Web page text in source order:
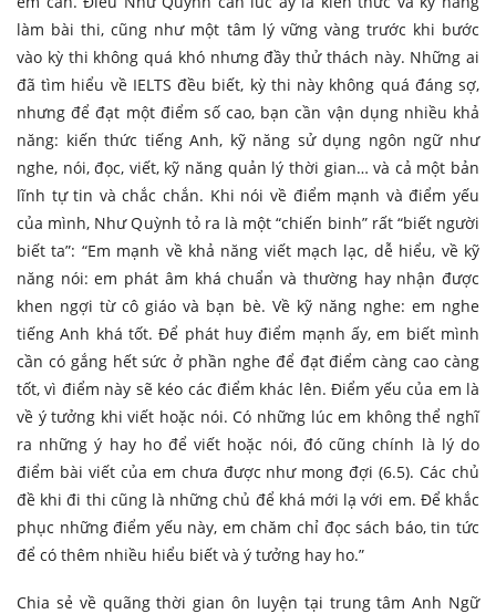
làm bài thi, cũng như một tâm lý vững vàng trước khi bước
vào kỳ thi không quá khó nhưng đầy thử thách này. Những ai
đã tìm hiểu về IELTS đều biết, kỳ thi này không quá đáng sợ,
nhưng để đạt một điểm số cao, bạn cần vận dụng nhiều khả
năng: kiến thức tiếng Anh, kỹ năng sử dụng ngôn ngữ như
nghe, nói, đọc, viết, kỹ năng quản lý thời gian… và cả một bản
lĩnh tự tin và chắc chắn. Khi nói về điểm mạnh và điểm yếu
của mình, Như Quỳnh tỏ ra là một “chiến binh” rất “biết người
biết ta”: “Em mạnh về khả năng viết mạch lạc, dễ hiểu, về kỹ
năng nói: em phát âm khá chuẩn và thường hay nhận được
khen ngợi từ cô giáo và bạn bè. Về kỹ năng nghe: em nghe
tiếng Anh khá tốt. Để phát huy điểm mạnh ấy, em biết mình
cần có gắng hết sức ở phần nghe để đạt điểm càng cao càng
tốt, vì điểm này sẽ kéo các điểm khác lên. Điểm yếu của em là
về ý tưởng khi viết hoặc nói. Có những lúc em không thể nghĩ
ra những ý hay ho để viết hoặc nói, đó cũng chính là lý do
điểm bài viết của em chưa được như mong đợi (6.5). Các chủ
đề khi đi thi cũng là những chủ để khá mới lạ với em. Để khắc
phục những điểm yếu này, em chăm chỉ đọc sách báo, tin tức
để có thêm nhiều hiểu biết và ý tưởng hay ho.”
Chia sẻ về quãng thời gian ôn luyện tại trung tâm Anh Ngữ